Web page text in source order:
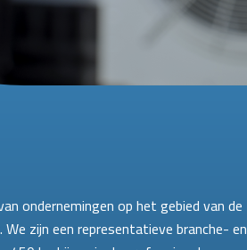
ondernemingen op het gebied van de
zijn een representatieve branche- en